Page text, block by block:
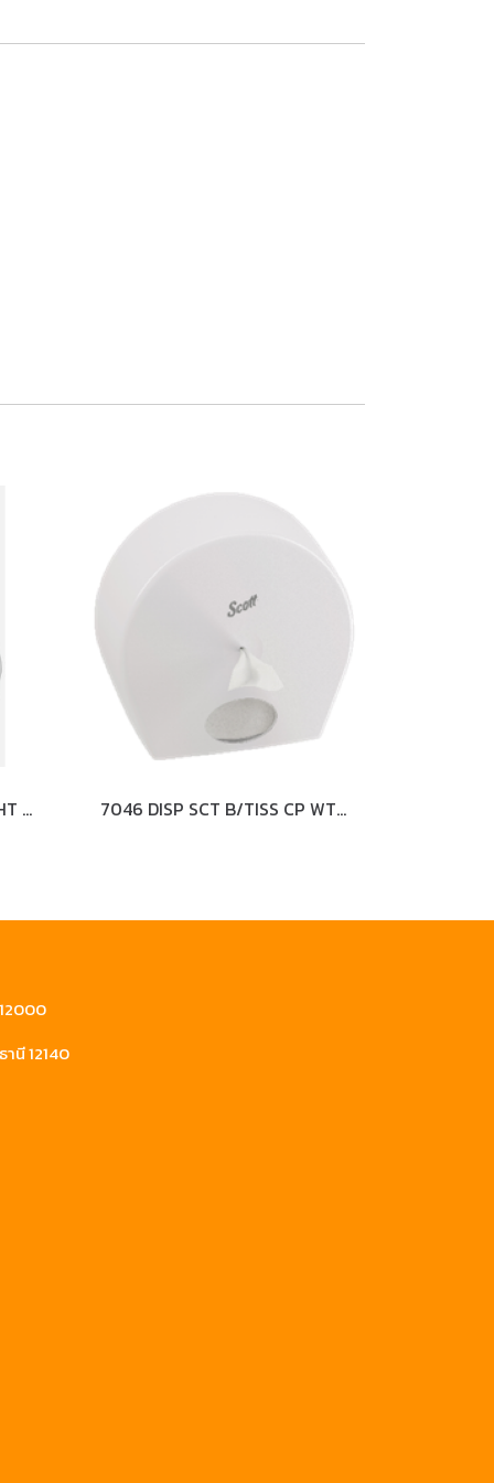
7186 DISP KCP TWIN CP WHT 1X1 7046 DISP SCT B/TISS CP WT 1X1
นี 12140